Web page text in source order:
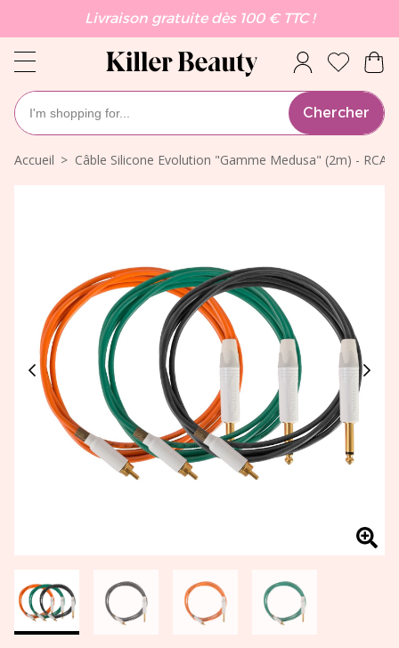
Livraison gratuite dès 100 € TTC !
Chercher
Accueil Câble Silicone Evolution "Gamme Medusa" (2m) - RCA